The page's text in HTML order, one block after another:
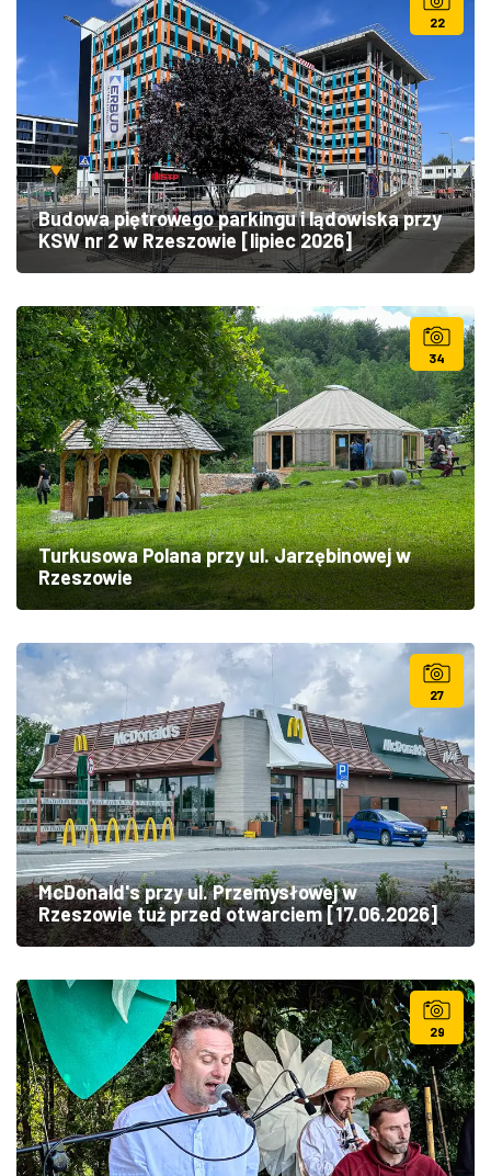
22
Budowa piętrowego parkingu i lądowiska przy
KSW nr 2 w Rzeszowie [lipiec 2026]
34
Turkusowa Polana przy ul. Jarzębinowej w
Rzeszowie
27
McDonald's przy ul. Przemysłowej w
Rzeszowie tuż przed otwarciem [17.06.2026]
29